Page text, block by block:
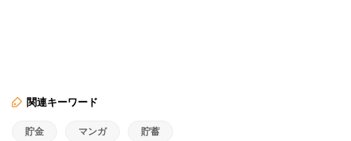
関連キーワード
貯金 マンガ 貯蓄